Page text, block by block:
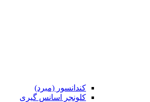
کندانسور (مبرد)
کلونجر اسانس گیری